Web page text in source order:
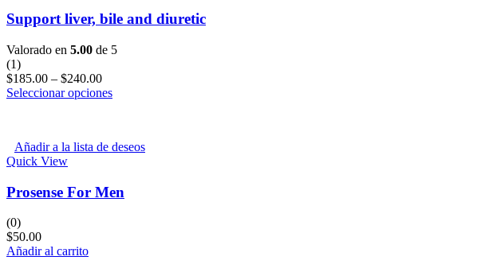
Support liver, bile and diuretic
Valorado en 5.00 de 5
(1)
$185.00 – $240.00
Seleccionar opciones
Añadir a la lista de deseos
Quick View
Prosense For Men
(0)
$50.00
Añadir al carrito